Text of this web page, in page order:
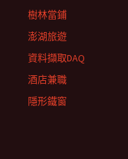
樹林當鋪
澎湖旅遊
資料擷取DAQ
酒店兼職
隱形鐵窗